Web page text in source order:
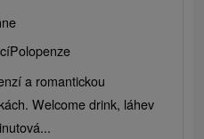
Polopenze
a romantickou
Welcome drink, láhev